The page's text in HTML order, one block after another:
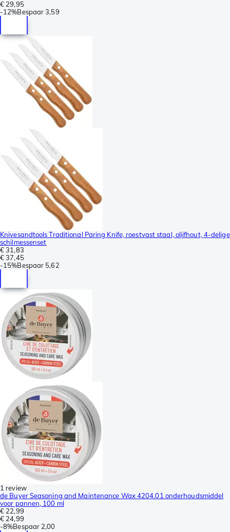
€ 29,95
-12%Bespaar 3,59
Knivesandtools Traditional Paring Knife, roestvast staal, olijfhout, 4-delige
schilmessenset
€ 31,83
€ 37,45
-15%Bespaar 5,62
1 review
de Buyer Seasoning and Maintenance Wax 4204.01 onderhoudsmiddel
voor pannen, 100 ml
€ 22,99
€ 24,99
-8%Bespaar 2,00